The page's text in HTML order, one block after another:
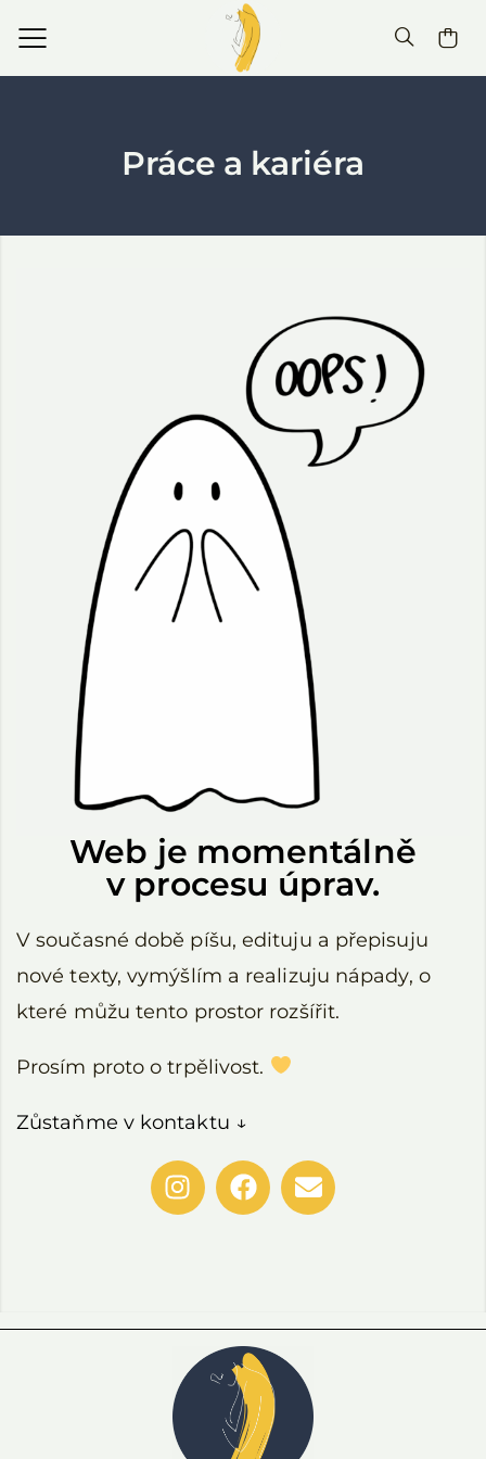
Práce a kariéra
Web je momentálně
v procesu úprav.
V současné době píšu, edituju a přepisuju
nové texty, vymýšlím a realizuju nápady, o
které můžu tento prostor rozšířit.
Prosím proto o trpělivost.
Zůstaňme v kontaktu ↓